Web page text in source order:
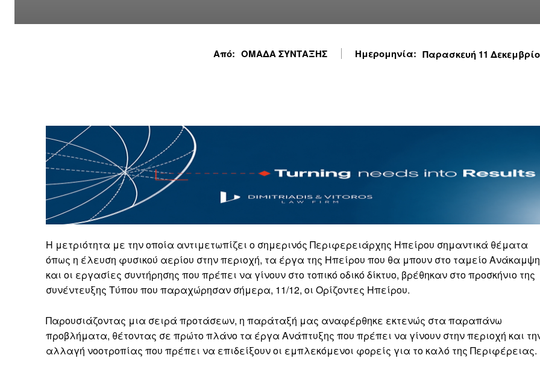
Από: ΟΜΑΔΑ ΣΥΝΤΑΞΗΣ Ημερομηνία: Παρασκευή 11
Η μετριότητα με την οποία αντιμετωπίζει ο σημερινός Περιφερειάρχης Ηπείρου σημαντικά θέματα
όπως η έλευση φυσικού αερίου στην περιοχή, τα έργα της Ηπείρου που θα μπουν στο ταμείο
και οι εργασίες συντήρησης που πρέπει να γίνουν στο τοπικό οδικό δίκτυο, βρέθηκαν στο προσκήνιο της
συνέντευξης Τύπου που παραχώρησαν σήμερα, 11/12, οι Ορίζοντες Ηπείρου.
Παρουσιάζοντας μια σειρά προτάσεων, η παράταξή μας αναφέρθηκε εκτενώς στα παραπάνω
προβλήματα, θέτοντας σε πρώτο πλάνο τα έργα Ανάπτυξης που πρέπει να γίνουν στην περιοχή και
αλλαγή νοοτροπίας που πρέπει να επιδείξουν οι εμπλεκόμενοι φορείς για το καλό της Περιφέρειας.